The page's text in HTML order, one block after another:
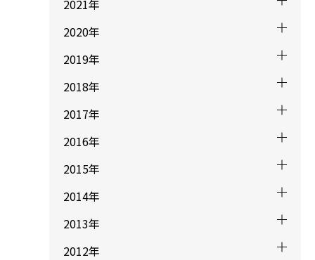
2021年
2020年
2019年
2018年
2017年
2016年
2015年
2014年
2013年
2012年